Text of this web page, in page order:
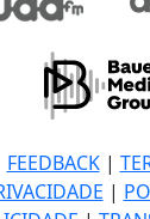
FEEDBACK|
|